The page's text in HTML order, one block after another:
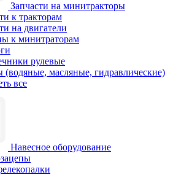
Запчасти на минитракторы
к тракторам
на двигатели
к минитраторам
рулевые
(водяные, масляные, гидравлические)
все
Навесное оборудование